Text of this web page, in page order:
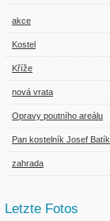
akce
Kostel
Kříže
nová vrata
Opravy poutního areálu
Pan kostelník Josef Batík
zahrada
Letzte Fotos